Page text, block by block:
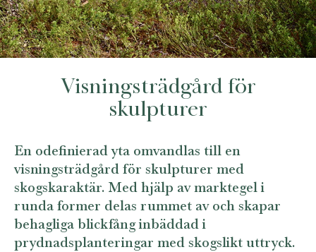
Visningsträdgård för
skulpturer
En odefinierad yta omvandlas till en
visningsträdgård för skulpturer med
skogskaraktär. Med hjälp av marktegel i
runda former delas rummet av och skapar
behagliga blickfång inbäddad i
prydnadsplanteringar med skogslikt uttryck.